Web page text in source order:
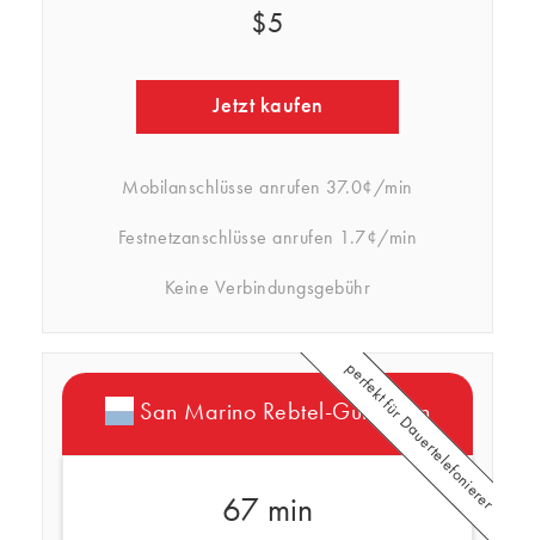
$5
Jetzt kaufen
Mobilanschlüsse anrufen 37.0¢/min
Festnetzanschlüsse anrufen 1.7¢/min
Keine Verbindungsgebühr
San Marino Rebtel-Guthaben
67 min perfekt für Dauertelefonierer